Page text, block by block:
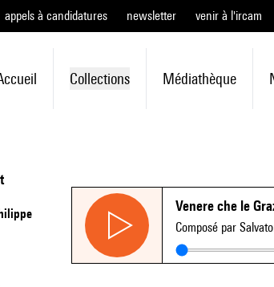
appels à candidatures newsletter venir à l'ircam
Collections Médiathèque
Venere che le
Composé par